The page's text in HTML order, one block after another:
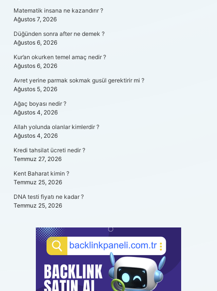
Matematik insana ne kazandırır ?
Ağustos 7, 2026
Düğünden sonra after ne demek ?
Ağustos 6, 2026
Kur’an okurken temel amaç nedir ?
Ağustos 6, 2026
Avret yerine parmak sokmak gusül gerektirir mi ?
Ağustos 5, 2026
Ağaç boyası nedir ?
Ağustos 4, 2026
Allah yolunda olanlar kimlerdir ?
Ağustos 4, 2026
Kredi tahsilat ücreti nedir ?
Temmuz 27, 2026
Kent Baharat kimin ?
Temmuz 25, 2026
DNA testi fiyatı ne kadar ?
Temmuz 25, 2026